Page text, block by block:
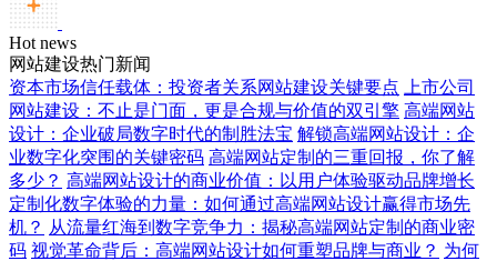
Hot news
网站建设热门新闻
资本市场信任载体：投资者关系网站建设关键要点
上市公司
网站建设：不止是门面，更是合规与价值的双引擎 高端网站
设计：企业破局数字时代的制胜法宝 解锁高端网站设计：企
业数字化突围的关键密码 高端网站定制的三重回报，你了解
多少？ 高端网站设计的商业价值：以用户体验驱动品牌增长
定制化数字体验的力量：如何通过高端网站设计赢得市场先
机？ 从流量红海到数字竞争力：揭秘高端网站定制的商业密
码 视觉革命背后：高端网站设计如何重塑品牌与商业？ 为何